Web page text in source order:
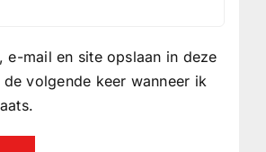
e-mail en site opslaan in deze
volgende keer wanneer ik